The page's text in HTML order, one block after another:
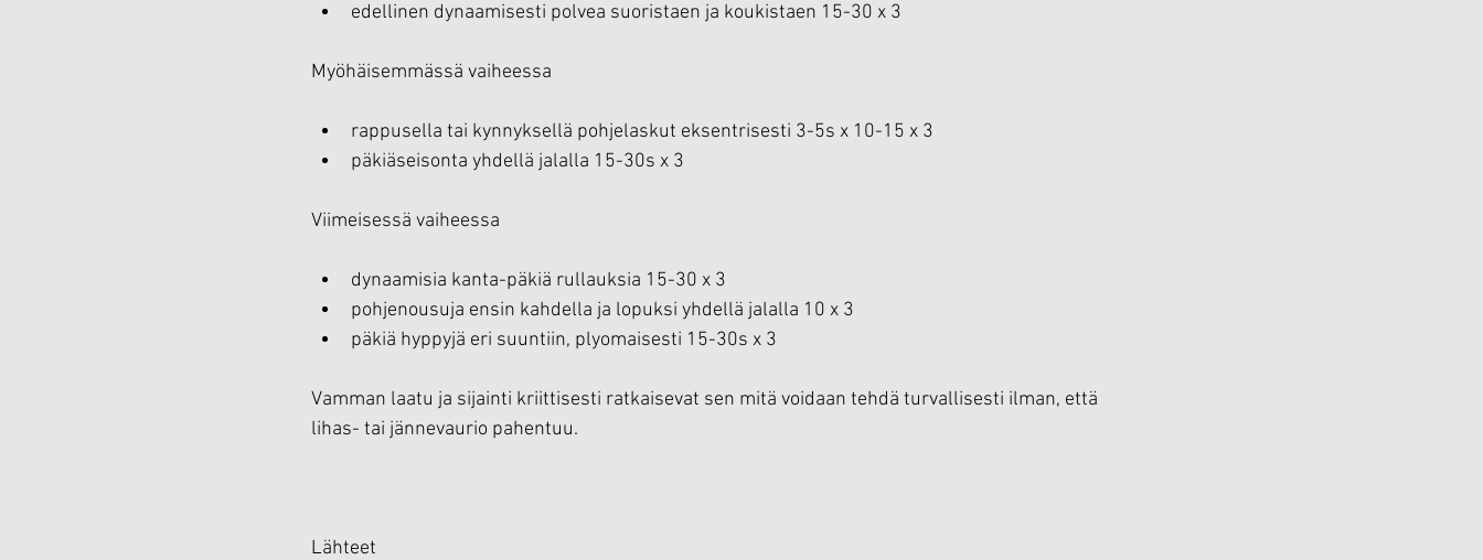
edellinen dynaamisesti polvea suoristaen ja koukistaen 15-30 x 3
Myöhäisemmässä vaiheessa
rappusella tai kynnyksellä pohjelaskut eksentrisesti 3-5s x 10-15 x 3
päkiäseisonta yhdellä jalalla 15-30s x 3
Viimeisessä vaiheessa
dynaamisia kanta-päkiä rullauksia 15-30 x 3
pohjenousuja ensin kahdella ja lopuksi yhdellä jalalla 10 x 3
päkiä hyppyjä eri suuntiin, plyomaisesti 15-30s x 3
Vamman laatu ja sijainti kriittisesti ratkaisevat sen mitä voidaan tehdä turvallisesti ilman, että
lihas- tai jännevaurio pahentuu.
Lähteet